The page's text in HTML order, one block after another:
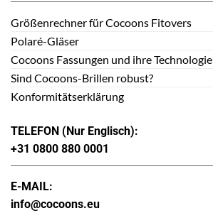
Größenrechner für Cocoons Fitovers
Polaré-Gläser
Cocoons Fassungen und ihre Technologie
Sind Cocoons-Brillen robust?
Konformitätserklärung
TELEFON (Nur Englisch):
+31 0800 880 0001
E-MAIL:
info@cocoons.eu